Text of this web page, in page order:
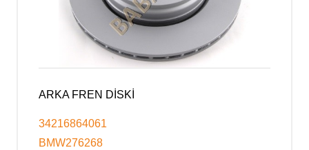
ARKA FREN DİSKİ
34216864061
BMW276268